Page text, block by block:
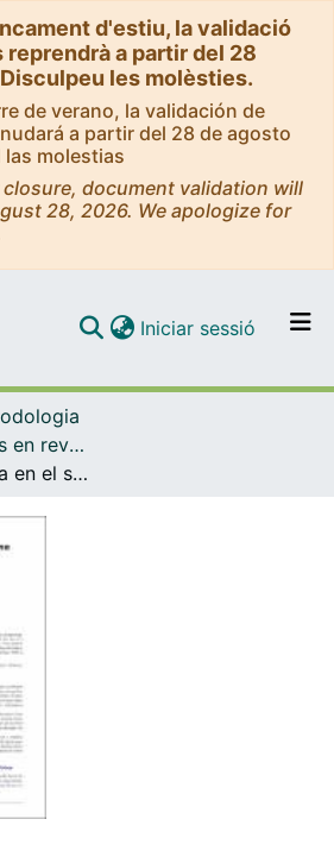
d'estiu, la validació
a partir del 28
les molèsties.
de verano, la validación de
a partir del 28 de agosto
molestias
document validation will
28, 2026. We apologize for
Navega per tot el DD
Com publicar
Iniciar sessió (current)
Articles publicats en revistes (Podologia)
La ortopodología en el síndrome de Apert